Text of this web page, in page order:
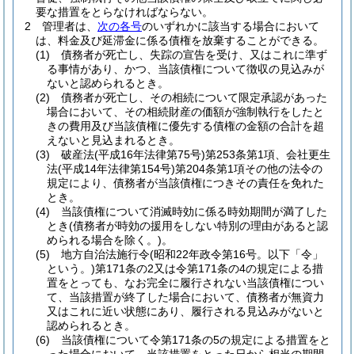
要な措置をとらなければならない。
2
管理者は、 次の各号のいずれかに該当する場合において
は、料金及び延滞金に係る債権を放棄することができる。
(1)
債務者が死亡し、失踪の宣告を受け、又はこれに準ず
る事情があり、かつ、当該債権について徴収の見込みが
ないと認められるとき。
(2)
債務者が死亡し、その相続について限定承認があった
場合において、その相続財産の価額が強制執行をしたと
きの費用及び当該債権に優先する債権の金額の合計を超
えないと見込まれるとき。
(3)
破産法(平成16年法律第75号)第253条第1項、会社更生
法(平成14年法律第154号)第204条第1項その他の法令の
規定により、債務者が当該債権につきその責任を免れた
とき。
(4)
当該債権について消滅時効に係る時効期間が満了した
とき(債務者が時効の援用をしない特別の理由があると認
められる場合を除く。)。
(5)
地方自治法施行令(昭和22年政令第16号。以下「令」
という。)第171条の2又は令第171条の4の規定による措
置をとっても、なお完全に履行されない当該債権につい
て、当該措置が終了した場合において、債務者が無資力
又はこれに近い状態にあり、履行される見込みがないと
認められるとき。
(6)
当該債権について令第171条の5の規定による措置をと